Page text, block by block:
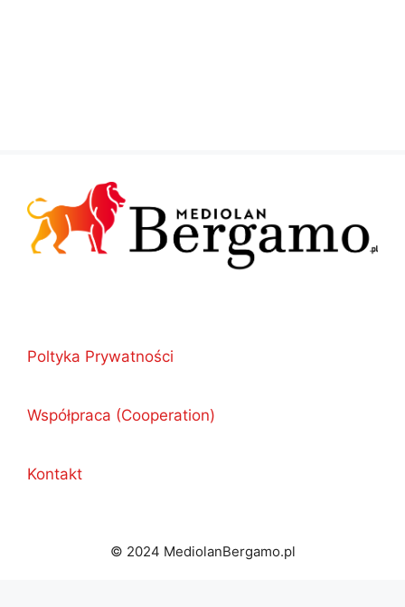
Poltyka Prywatności
Współpraca (Cooperation)
Kontakt
© 2024 MediolanBergamo.pl